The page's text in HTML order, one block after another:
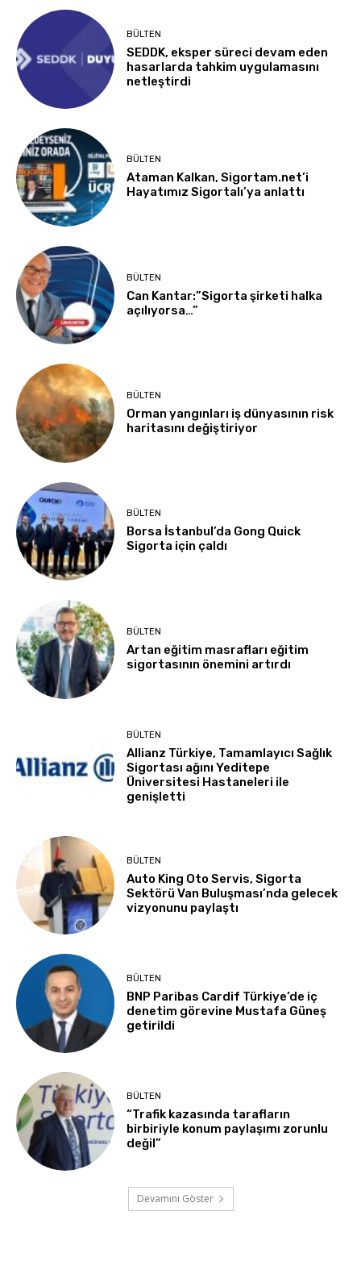
BÜLTEN
SEDDK, eksper süreci devam eden
hasarlarda tahkim uygulamasını
netleştirdi
BÜLTEN
Ataman Kalkan, Sigortam.net’i
Hayatımız Sigortalı’ya anlattı
BÜLTEN
Can Kantar:”Sigorta şirketi halka
açılıyorsa…”
BÜLTEN
Orman yangınları iş dünyasının risk
haritasını değiştiriyor
BÜLTEN
Borsa İstanbul’da Gong Quick
Sigorta için çaldı
BÜLTEN
Artan eğitim masrafları eğitim
sigortasının önemini artırdı
BÜLTEN
Allianz Türkiye, Tamamlayıcı Sağlık
Sigortası ağını Yeditepe
Üniversitesi Hastaneleri ile
genişletti
BÜLTEN
Auto King Oto Servis, Sigorta
Sektörü Van Buluşması’nda gelecek
vizyonunu paylaştı
BÜLTEN
BNP Paribas Cardif Türkiye’de iç
denetim görevine Mustafa Güneş
getirildi
BÜLTEN
“Trafik kazasında tarafların
birbiriyle konum paylaşımı zorunlu
değil”
Devamını Göster